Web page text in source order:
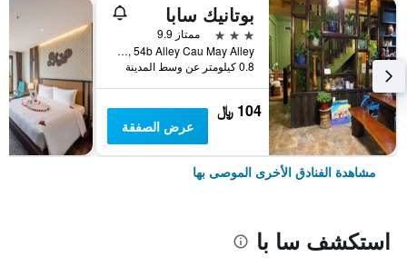
بوتانيك سابا
3 نجوم
ممتاز 9.9
No 8a, 54b Alley Cau May Alley, سا با, فيتنام
0.8 كيلومتر عن وسط المدينة
104 ﷼
عرض الصفقة
مشاهدة الفنادق الأخرى الموصى بها
استكشف سا با